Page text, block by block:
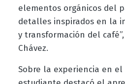
elementos orgánicos del
detalles inspirados en la
y transformación del
Chávez.
Sobre la experiencia en